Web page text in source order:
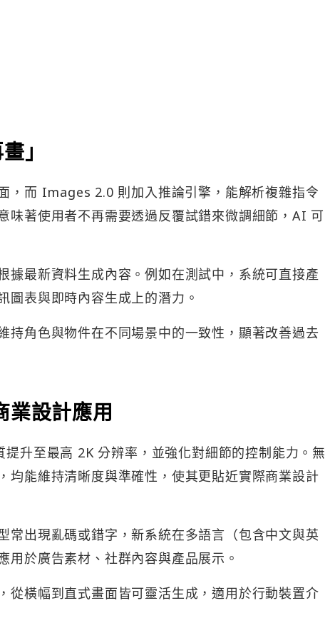
」
，而 Images 2.0 則加入推論引擎，能解析複雜指令
味著使用者不再需要透過反覆試錯來微調細節，AI 可
據最新資料生成內容。例如在測試中，系統可直接產
圖表與即時內容生成上的潛力。
持角色與物件在不同場景中的一致性，顯著改善過去
業設計應用
升至最高 2K 分辨率，並強化對細節的控制能力。無
均能維持清晰度與準確性，使其更貼近實際商業設計
常出現亂碼或錯字，新系統在多語言（包含中文與英
用於廣告素材、社群內容與產品展示。
從橫幅到直式畫面皆可靈活生成，適用於行動裝置介